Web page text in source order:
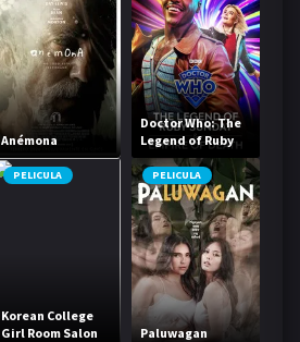
Anémona
Doctor Who: The
Legend of Ruby
Sunday & Empire
of Death
PELICULA
Korean College
Girl Room Salon
PELICULA
Paluwagan